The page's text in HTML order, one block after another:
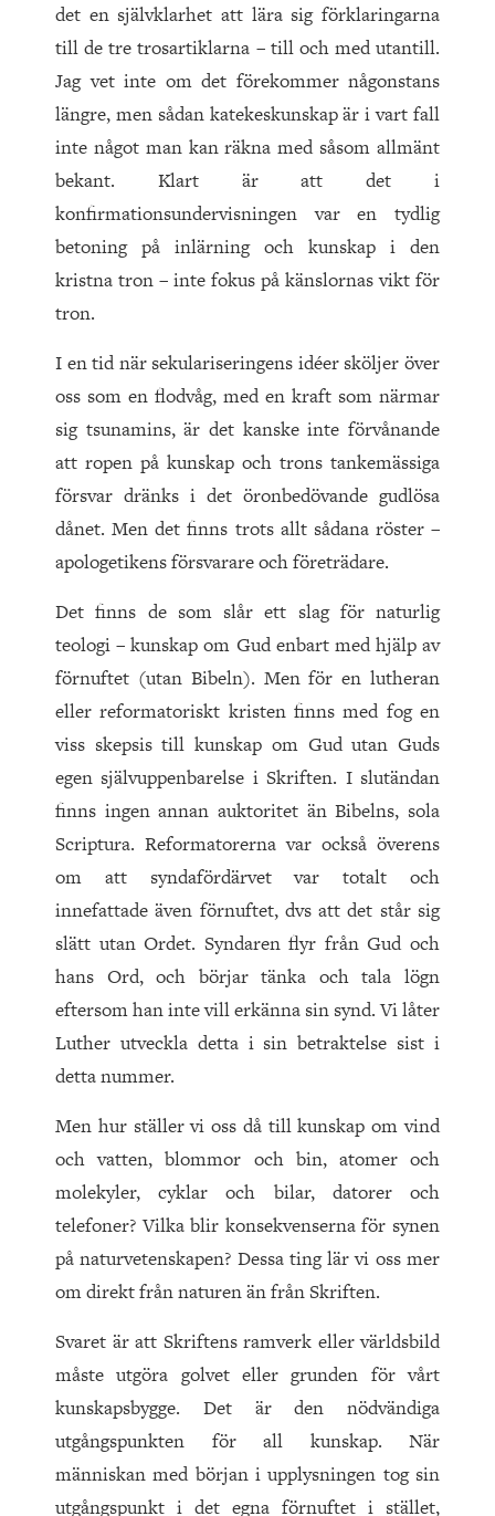
det en självklarhet att lära sig förklaringarna
till de tre trosartiklarna – till och med utantill.
Jag vet inte om det förekommer någonstans
längre, men sådan katekeskunskap är i vart fall
inte något man kan räkna med såsom allmänt
bekant. Klart är att det i
konfirmationsundervisningen var en tydlig
betoning på inlärning och kunskap i den
kristna tron – inte fokus på känslornas vikt för
tron.
I en tid när sekulariseringens idéer sköljer över
oss som en flodvåg, med en kraft som närmar
sig tsunamins, är det kanske inte förvånande
att ropen på kunskap och trons tankemässiga
försvar dränks i det öronbedövande gudlösa
dånet. Men det finns trots allt sådana röster –
apologetikens försvarare och företrädare.
Det finns de som slår ett slag för naturlig
teologi – kunskap om Gud enbart med hjälp av
förnuftet (utan Bibeln). Men för en lutheran
eller reformatoriskt kristen finns med fog en
viss skepsis till kunskap om Gud utan Guds
egen självuppenbarelse i Skriften. I slutändan
finns ingen annan auktoritet än Bibelns, sola
Scriptura. Reformatorerna var också överens
om att syndafördärvet var totalt och
innefattade även förnuftet, dvs att det står sig
slätt utan Ordet. Syndaren flyr från Gud och
hans Ord, och börjar tänka och tala lögn
eftersom han inte vill erkänna sin synd. Vi låter
Luther utveckla detta i sin betraktelse sist i
detta nummer.
Men hur ställer vi oss då till kunskap om vind
och vatten, blommor och bin, atomer och
molekyler, cyklar och bilar, datorer och
telefoner? Vilka blir konsekvenserna för synen
på naturvetenskapen? Dessa ting lär vi oss mer
om direkt från naturen än från Skriften.
Svaret är att Skriftens ramverk eller världsbild
måste utgöra golvet eller grunden för vårt
kunskapsbygge. Det är den nödvändiga
utgångspunkten för all kunskap. När
människan med början i upplysningen tog sin
utgångspunkt i det egna förnuftet i stället,